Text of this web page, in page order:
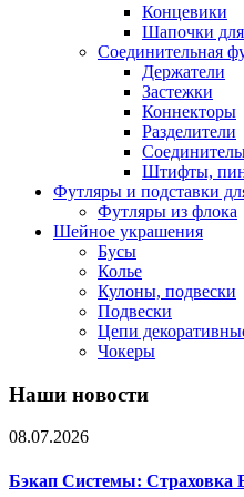
Концевики
Шапочки
Соединительная
Держатели
Застежки
Коннекторы
Разделители
Штифты,
Футляры и подставки
Футляры из флока
Шейное украшения
Бусы
Колье
Кулоны, подвески
Подвески
Цепи
Чокеры
Наши новости
08.07.2026
Бэкап Системы: